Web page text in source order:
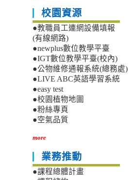
校園資源
●教職員工連網設備填報
(有線網路)
●newplus數位教學平臺
●IGT數位教學平臺(校內)
●公物維修通報系統(總務處)
●LIVE ABC英語學習系統
●easy test
●校園植物地圖
●粉絲專頁
●空氣品質
more
業務推動
●課程總體計畫